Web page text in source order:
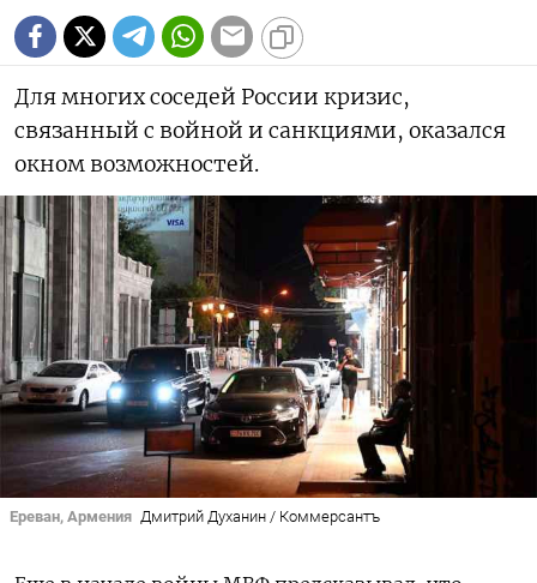
Для многих соседей России кризис,
связанный с войной и санкциями, оказался
окном возможностей.
Ереван, Армения Дмитрий Духанин / Коммерсантъ